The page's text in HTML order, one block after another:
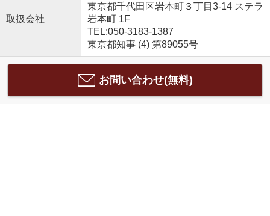
取扱会社
東京都千代田区岩本町３丁目3-14 ステラ
岩本町 1F
TEL:050-3183-1387
東京都知事 (4) 第89055号
お問い合わせ(無料)